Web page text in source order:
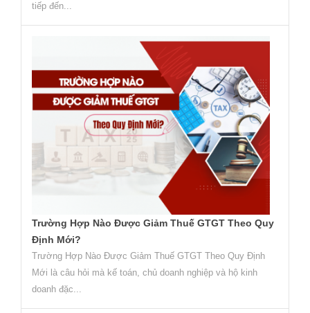
tiếp đến...
Trường Hợp Nào Được Giảm Thuế GTGT Theo Quy
Định Mới?
Trường Hợp Nào Được Giảm Thuế GTGT Theo Quy Định
Mới là câu hỏi mà kế toán, chủ doanh nghiệp và hộ kinh
doanh đặc...